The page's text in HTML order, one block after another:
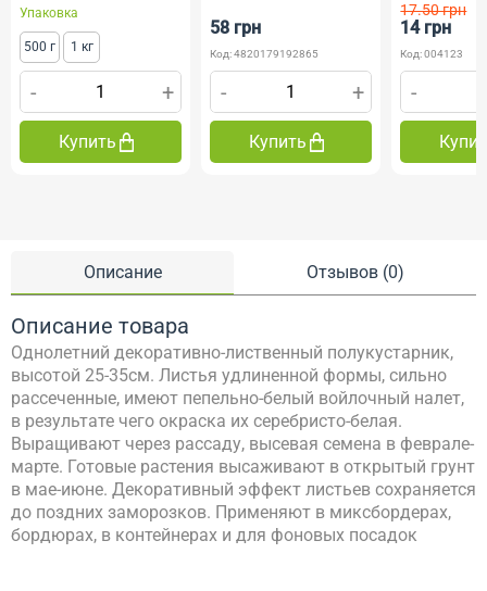
Описание Отзывов (0)
Описание товара
Однолетний декоративно-лиственный полукустарник,
высотой 25-35см. Листья удлиненной формы, сильно
рассеченные, имеют пепельно-белый войлочный налет,
в результате чего окраска их серебристо-белая.
Выращивают через рассаду, высевая семена в феврале-
марте. Готовые растения высаживают в открытый грунт
в мае-июне. Декоративный эффект листьев сохраняется
до поздних заморозков. Применяют в миксбордерах,
бордюрах, в контейнерах и для фоновых посадок
Упаковка
500 г 1 кг
- +
Купить
58 грн
Код: 4820179192865
- +
Купить
17.50 грн
14 грн
Код: 004123
-